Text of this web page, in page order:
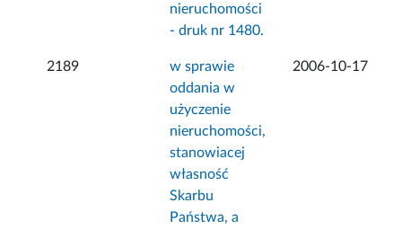
nieruchomości
- druk nr 1480.
2189
w sprawie
oddania w
użyczenie
nieruchomości,
stanowiacej
własność
Skarbu
Państwa, a
2006-10-17